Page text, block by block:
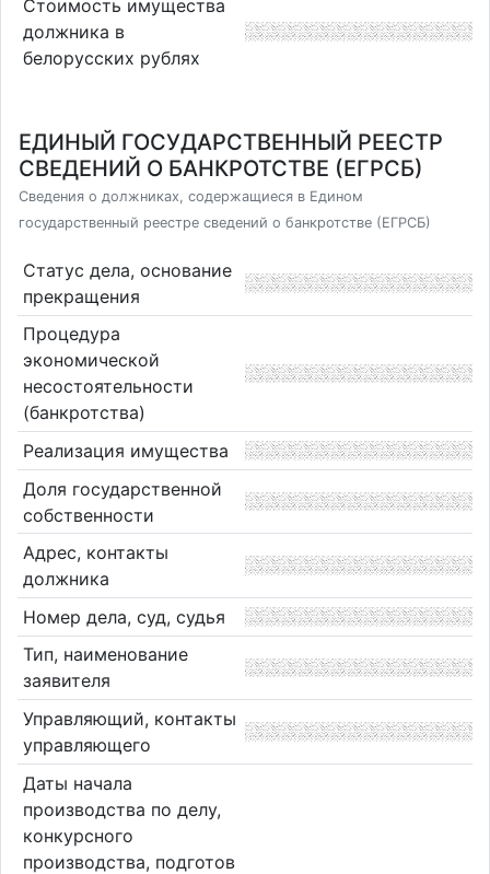
Стоимость имущества
должника в
белорусских рублях
ЕДИНЫЙ ГОСУДАРСТВЕННЫЙ РЕЕСТР
СВЕДЕНИЙ О БАНКРОТСТВЕ (ЕГРСБ)
Сведения о должниках, содержащиеся в Едином
государственный реестре сведений о банкротстве (ЕГРСБ)
Статус дела, основание
прекращения
Процедура
экономической
несостоятельности
(банкротства)
Реализация имущества
Доля государственной
собственности
Адрес, контакты
должника
Номер дела, суд, судья
Тип, наименование
заявителя
Управляющий, контакты
управляющего
Даты начала
производства по делу,
конкурсного
производства, подготов